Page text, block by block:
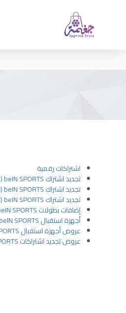
اشتراكات رقمية
تجديد اشتراك beIN SPORTS (عربي)
تجديد اشتراك beIN SPORTS (الخليجي)
تجديد اشتراك beIN SPORTS (المصري)
إضافات بطولات beIN SPORTS
أجهزة استقبال belN SPORTS
عروض أجهزة استقبال BeiN SPORTS
عروض تجديد اشتراكات beIN SPORTS